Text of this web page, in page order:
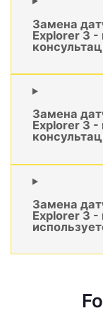
Замена
Explorer 3 -
Замена
Explorer 3 -
Замена
Explorer 3 -